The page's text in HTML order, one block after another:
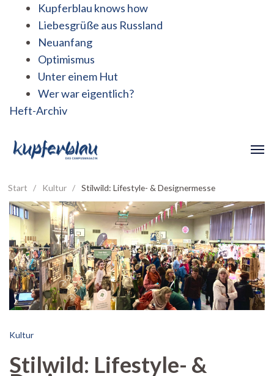
Kupferblau knows how
Liebesgrüße aus Russland
Neuanfang
Optimismus
Unter einem Hut
Wer war eigentlich?
Heft-Archiv
Start / Kultur / Stilwild: Lifestyle- & Designermesse
Kultur
Stilwild: Lifestyle- &